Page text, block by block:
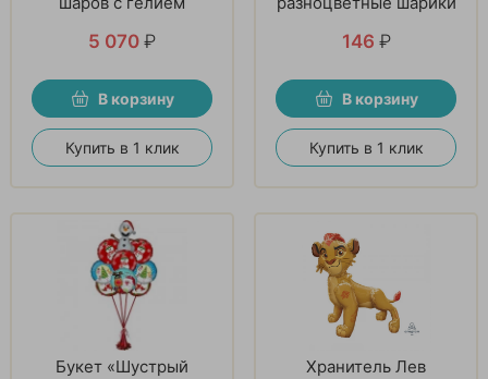
5 070 ₽
В корзину
Купить в 1 клик
146 ₽
В корзину
Купить в 1 клик
Букет «Шустрый
Хранитель Лев